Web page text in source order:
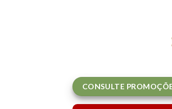
CONSULTE